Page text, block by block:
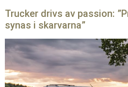
Trucker drivs av passion:
synas i skarvarna”